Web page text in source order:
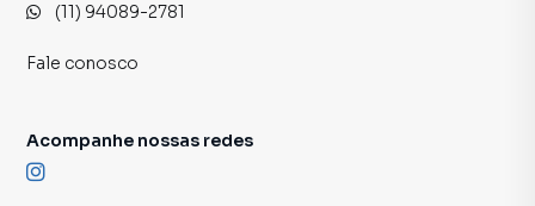
(11) 94089-2781
Fale conosco
Acompanhe nossas redes